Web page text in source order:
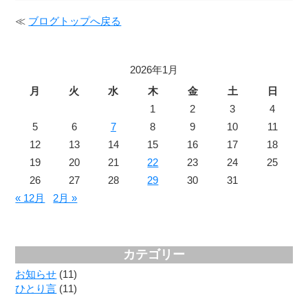
≪ ブログトップへ戻る
2026年1月
月
火 水 木 金 土
日
1
2 3
4
5
6 7 8 9 10
11
12
13 14 15 16 17
18
19
20 21 22 23 24
25
26
27 28 29 30
31
« 12月
2月 »
カテゴリー
お知らせ (11)
ひとり言 (11)